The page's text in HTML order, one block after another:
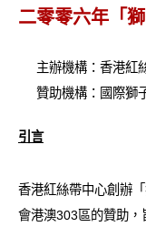
新聞發佈
愛滋病呈報表格
二零零六年「
主辦機構：香港紅
贊助機構：國際獅
引言
香港紅絲帶中心創辦
會港澳303區的贊助